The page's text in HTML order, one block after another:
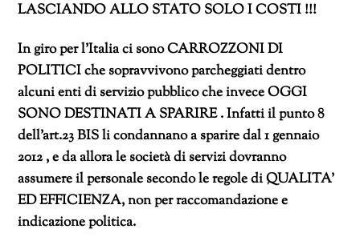
LASCIANDO ALLO STATO SOLO I COSTI !!!
In giro per l’Italia ci sono CARROZZONI DI
POLITICI che sopravvivono parcheggiati dentro
alcuni enti di servizio pubblico che invece OGGI
SONO DESTINATI A SPARIRE . Infatti il punto 8
dell’art.23 BIS li condannano a sparire dal 1 gennaio
2012 , e da allora le società di servizi dovranno
assumere il personale secondo le regole di QUALITA’
ED EFFICIENZA, non per raccomandazione e
indicazione politica.